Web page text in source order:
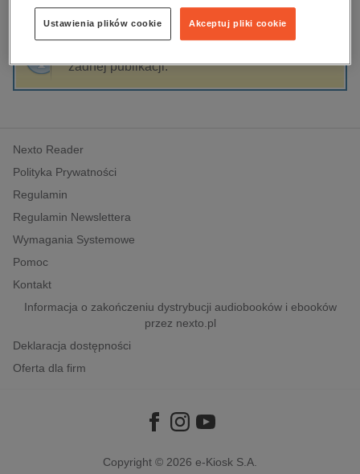
dzienniki
edukacja
hobby, sport, rozrywka
komputery, internet, technologie, informatyka
polityka, społeczno-informacyjne
psychologiczne
inne
popularno-naukowe
historia
Sortowanie Filtrowanie
żadnej publikacji.
Nexto Reader
Polityka Prywatności
Regulamin
Regulamin Newslettera
Wymagania Systemowe
Pomoc
Kontakt
Informacja o zakończeniu dystrybucji audiobooków i ebooków
przez nexto.pl
Deklaracja dostępności
Oferta dla firm
Copyright © 2026 e-Kiosk S.A.
Akceptuj pliki cookie
Ustawienia plików cookie